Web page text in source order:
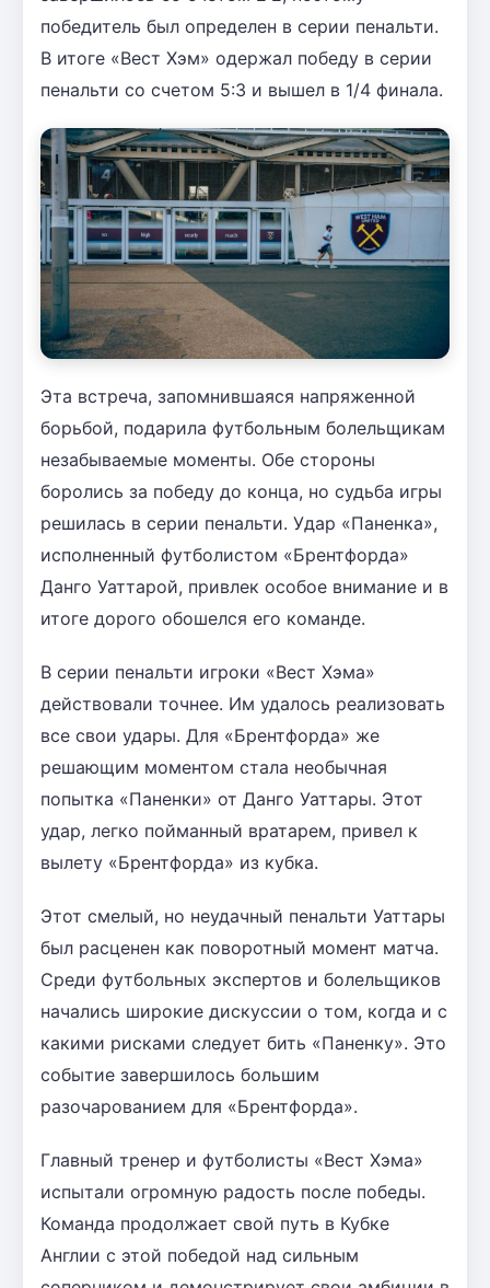
победитель был определен в серии пенальти.
В итоге «Вест Хэм» одержал победу в серии
пенальти со счетом 5:3 и вышел в 1/4 финала.
Эта встреча, запомнившаяся напряженной
борьбой, подарила футбольным болельщикам
незабываемые моменты. Обе стороны
боролись за победу до конца, но судьба игры
решилась в серии пенальти. Удар «Паненка»,
исполненный футболистом «Брентфорда»
Данго Уаттарой, привлек особое внимание и в
итоге дорого обошелся его команде.
В серии пенальти игроки «Вест Хэма»
действовали точнее. Им удалось реализовать
все свои удары. Для «Брентфорда» же
решающим моментом стала необычная
попытка «Паненки» от Данго Уаттары. Этот
удар, легко пойманный вратарем, привел к
вылету «Брентфорда» из кубка.
Этот смелый, но неудачный пенальти Уаттары
был расценен как поворотный момент матча.
Среди футбольных экспертов и болельщиков
начались широкие дискуссии о том, когда и с
какими рисками следует бить «Паненку». Это
событие завершилось большим
разочарованием для «Брентфорда».
Главный тренер и футболисты «Вест Хэма»
испытали огромную радость после победы.
Команда продолжает свой путь в Кубке
Англии с этой победой над сильным